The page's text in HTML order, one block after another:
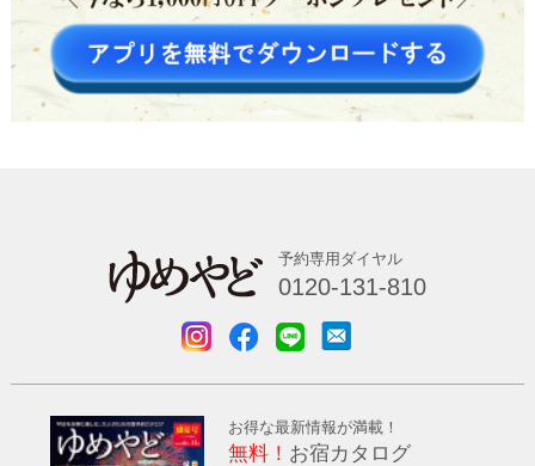
予約専用ダイヤル
0120-131-810
お得な最新情報が満載！
無料！ お宿カタログ